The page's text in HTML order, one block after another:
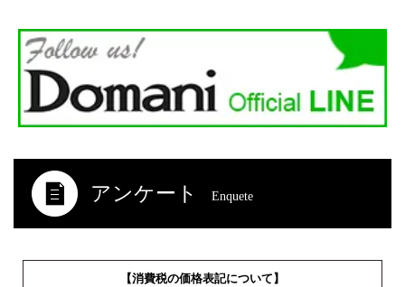
アンケート Enquete
【消費税の価格表記について】